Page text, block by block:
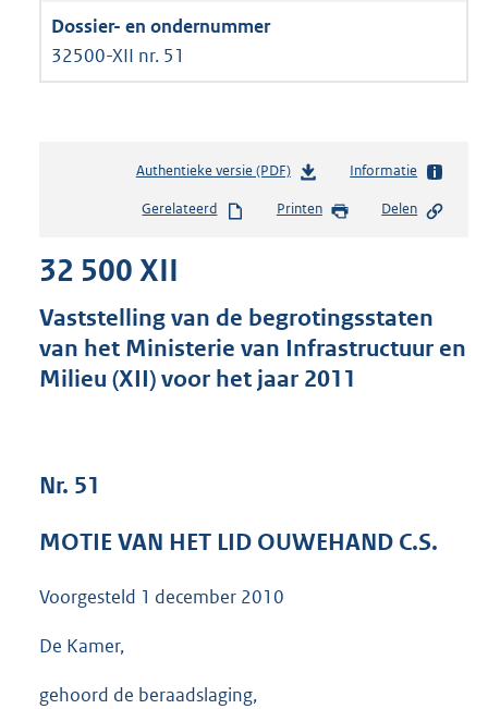
32500-XII nr. 51
Authentieke versie (PDF)b
s
s
g
r
3
Informatie
Gerelateerd Printen Delen
32 500 XII
Vaststelling van de begrotingsstaten
van het Ministerie van Infrastructuur en
Milieu (XII) voor het jaar 2011
Nr. 51
MOTIE VAN HET LID OUWEHAND C.S.
Voorgesteld 1 december 2010
De Kamer,
gehoord de beraadslaging,